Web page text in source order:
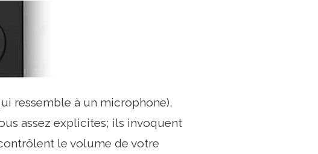
ressemble à un microphone),
assez explicites; ils invoquent
le volume de votre